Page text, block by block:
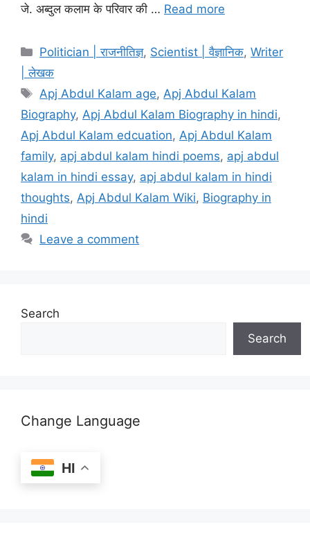
जे. अब्दुल कलाम के परिवार की … Read more
Categories
Politician | राजनीतिज्ञ, Scientist | वैज्ञानिक,Writer
| लेखक
Tags
Apj Abdul Kalam age,Apj Abdul Kalam
Biography, Apj Abdul Kalam Biography in hindi,
Apj Abdul Kalam edcuation, Apj Abdul Kalam
family, apj abdul kalam hindi poems, apj abdul
kalam in hindi essay, apj abdul kalam in hindi
thoughts, Apj Abdul Kalam Wiki, Biography in
hindi
Leave a comment
Search
Search
Change Language
HI